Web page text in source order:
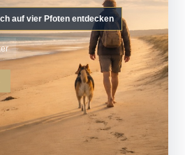
auf vier Pfoten entdecken